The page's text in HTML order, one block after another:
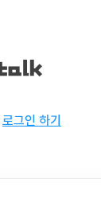
로그인 하기